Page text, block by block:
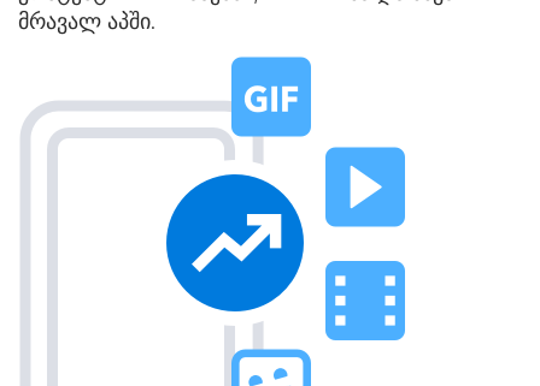
მრავალ აპში.